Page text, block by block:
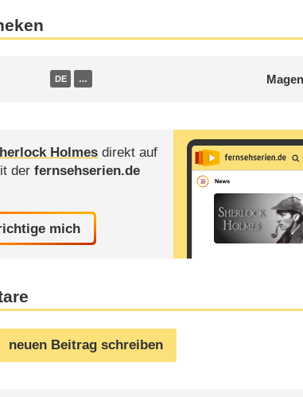
DE …
Holmes direkt auf
derfernsehserien.de
mich
neuen Beitrag schreiben